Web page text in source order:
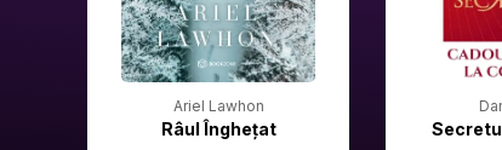
Ariel Lawhon
Râul Înghețat